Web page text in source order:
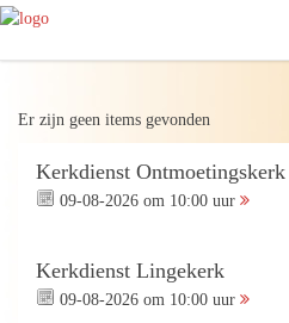
Er zijn geen items gevonden
Kerkdienst Ontmoetingskerk
09-08-2026 om 10:00 uur
Kerkdienst Lingekerk
09-08-2026 om 10:00 uur